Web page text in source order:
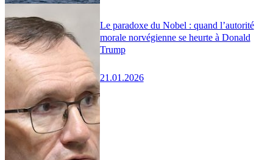
Le paradoxe du Nobel : quand l’autorité
morale norvégienne se heurte à Donald
Trump
21.01.2026